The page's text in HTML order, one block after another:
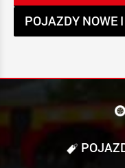
POJAZDY NOWE